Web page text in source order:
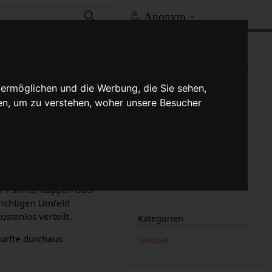
und die Werbung, die Sie sehen,
um zu verstehen, woher unsere Besucher
Anonym
Versionsgeschichte
Shirts, Kappen oder
Umfeld
verteilt.
durchaus
Links auf diese Seite
Änderungen an verlinkten
Seiten
Kategorien
Glossar